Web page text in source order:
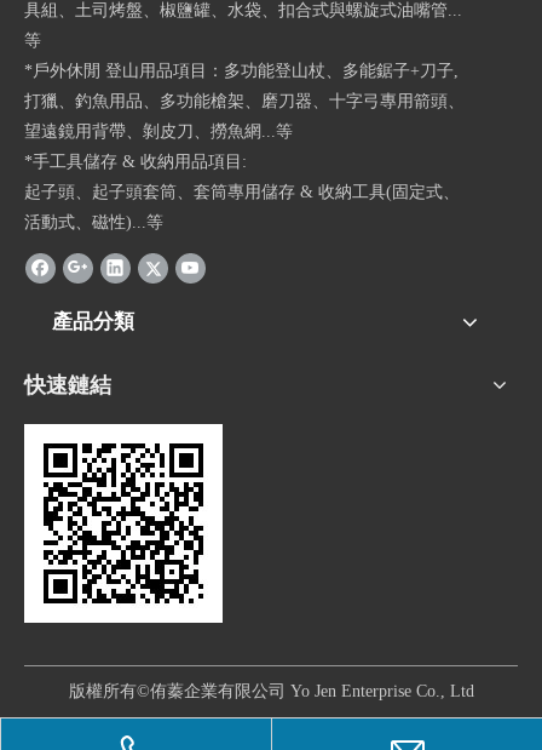
具組、土司烤盤、椒鹽罐、水袋、扣合式與螺旋式油嘴管...
等
*戶外休閒 登山用品項目：多功能登山杖、多能鋸子+刀子,
打獵、釣魚用品、多功能槍架、磨刀器、十字弓專用箭頭、
望遠鏡用背帶、剝皮刀、撈魚網...等
*手工具儲存 & 收納用品項目:
起子頭、起子頭套筒、套筒專用儲存 & 收納工具(固定式、
活動式、磁性)...等
產品分類
快速鏈結
版權所有©侑蓁企業有限公司 Yo Jen Enterprise Co., Ltd